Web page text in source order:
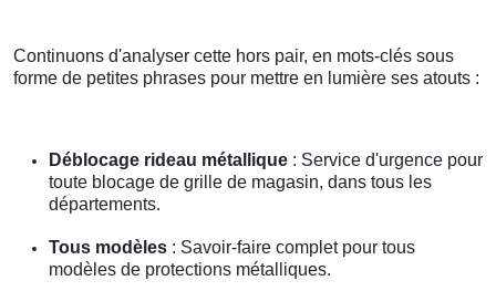
Continuons d'analyser cette hors pair, en mots-clés sous
forme de petites phrases pour mettre en lumière ses atouts :
Déblocage rideau métallique : Service d'urgence pour
toute blocage de grille de magasin, dans tous les
départements.
Tous modèles : Savoir-faire complet pour tous
modèles de protections métalliques.